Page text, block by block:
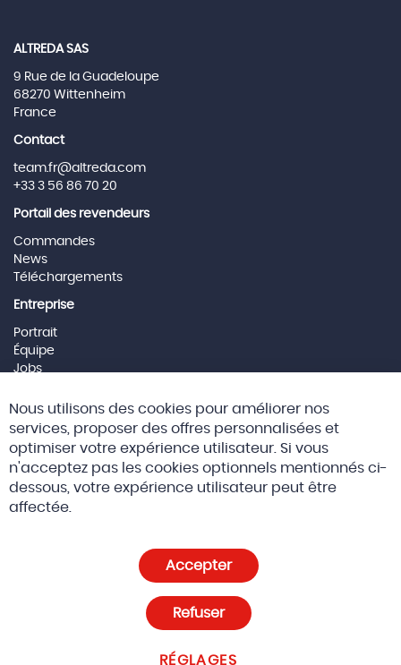
ALTREDA SAS
9 Rue de la Guadeloupe
68270 Wittenheim
France
Contact
team.fr@altreda.com
+33 3 56 86 70 20
Portail des revendeurs
Commandes
News
Téléchargements
Entreprise
Portrait
Équipe
Jobs
Social Media
© 2026 Altreda SAS CGV
Paramètres des cookies
Nous utilisons des cookies pour améliorer nos
services, proposer des offres personnalisées et
optimiser votre expérience utilisateur. Si vous
n'acceptez pas les cookies optionnels mentionnés ci-
dessous, votre expérience utilisateur peut être
affectée.
Accepter
RÉGLAGES
Refuser